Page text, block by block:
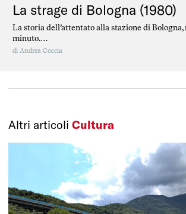
La strage di Bologna (1980)
La storia dell’attentato alla stazione di
minuto.
Per non dimenticare.
di Andrea Coccia
Altri articoli Cultura